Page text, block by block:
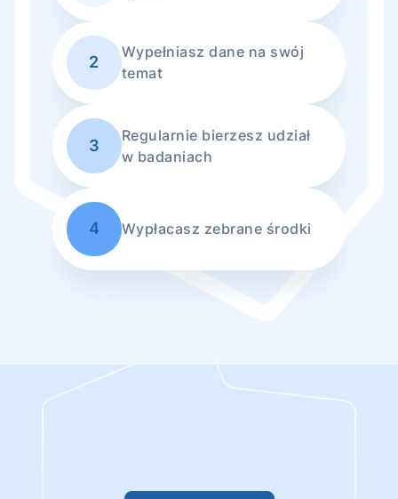
2
Wypełniasz dane na swój
temat
3
Regularnie bierzesz udział
w badaniach
4 Wypłacasz zebrane środki